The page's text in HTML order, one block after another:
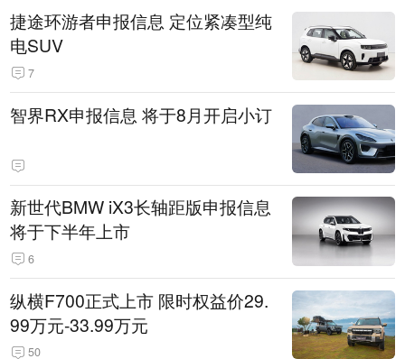
捷途环游者申报信息 定位紧凑型纯
电SUV
7
智界RX申报信息 将于8月开启小订
新世代BMW iX3长轴距版申报信息
将于下半年上市
6
纵横F700正式上市 限时权益价29.
99万元-33.99万元
50